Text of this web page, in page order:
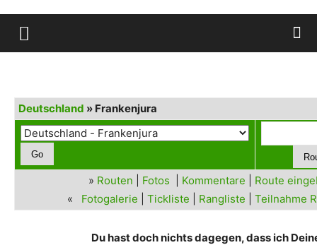
Deutschland » Frankenjura
» Routen Fotos Kommentare
Route
« Fotogalerie Tickliste Rangliste Teilnahme
Du hast doch nichts dagegen, dass ich